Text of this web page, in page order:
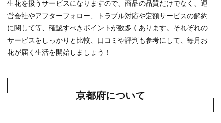
生花を扱うサービスになりますので、商品の品質だけでなく、運
営会社やアフターフォロー、トラブル対応や定額サービスの解約
に関して等、確認すべきポイントが数多くあります。それぞれの
サービスをしっかりと比較、口コミや評判も参考にして、毎月お
花が届く生活を開始しましょう！
京都府について